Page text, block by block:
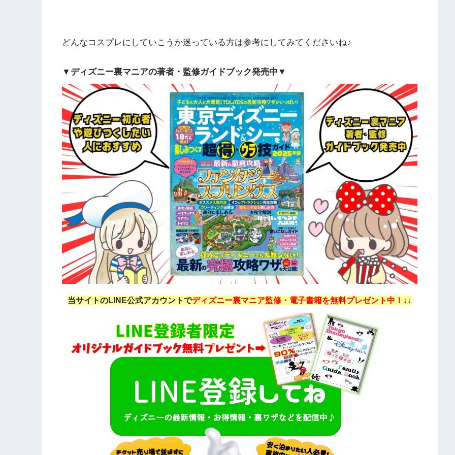
どんなコスプレにしていこうか迷っている方は参考にしてみてくださいね♪
▼ディズニー裏マニアの著者・監修ガイドブック発売中▼
当サイトのLINE公式アカウントでディズニー裏マニア監修・電子書籍を無料プレゼント中！ ↓↓